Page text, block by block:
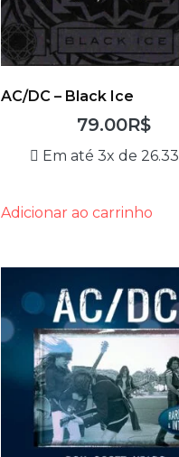
AC/DC – Black Ice
79.00R$
Em até 3x de 26.33
Adicionar ao carrinho